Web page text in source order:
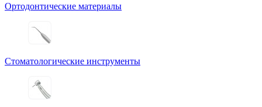
Ортодонтические материалы
Стоматологические инструменты